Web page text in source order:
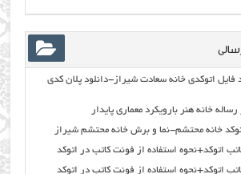
فایل اتوکدی خانه سعادت شیراز-دانلود پلان کدی
رساله خانه هنر بارویکرد معماری پایدار
خانه محتشم-نما و برش خانه محتشم شیراز
اتوکد+نحوه استفاده از فونت کاتب در اتوکد
اتوکد+نحوه استفاده از فونت کاتب در اتوکد